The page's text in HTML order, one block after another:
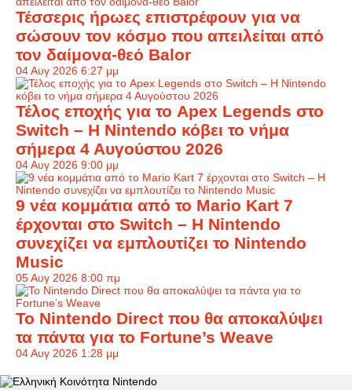
Τέσσερις ήρωες επιστρέφουν για να
σώσουν τον κόσμο που απειλείται από
τον δαίμονα-θεό Balor
04 Αυγ 2026 6:27 μμ
Τέλος εποχής για το Apex Legends στο
Switch – Η Nintendo κόβει το νήμα
σήμερα 4 Αυγούστου 2026
04 Αυγ 2026 9:00 μμ
9 νέα κομμάτια από το Mario Kart 7
έρχονται στο Switch – Η Nintendo
συνεχίζει να εμπλουτίζει το Nintendo
Music
05 Αυγ 2026 8:00 πμ
Το Nintendo Direct που θα αποκαλύψει
τα πάντα για το Fortune’s Weave
04 Αυγ 2026 1:28 μμ